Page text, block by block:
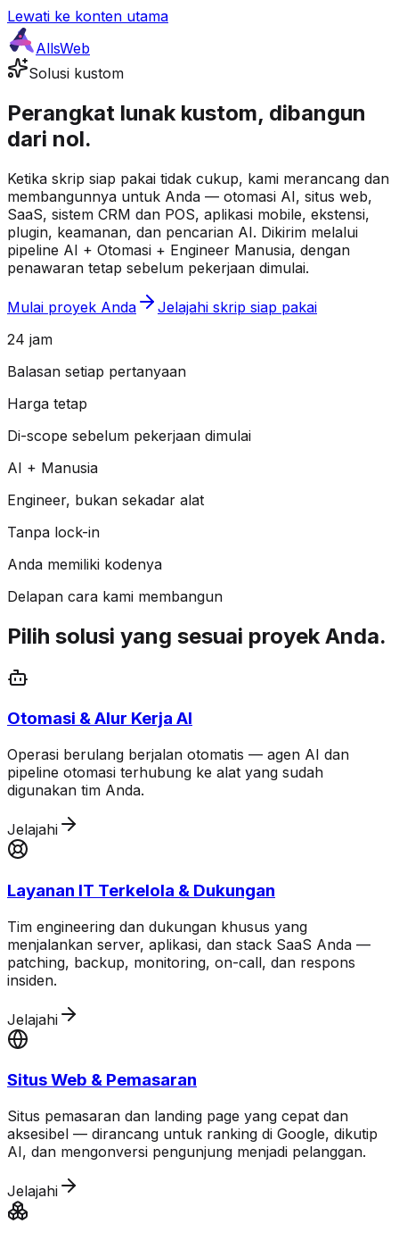
Lewati ke konten utama
AllsWeb
Solusi kustom
Perangkat lunak kustom, dibangun
dari nol.
Ketika skrip siap pakai tidak cukup, kami merancang dan
membangunnya untuk Anda — otomasi AI, situs web,
SaaS, sistem CRM dan POS, aplikasi mobile, ekstensi,
plugin, keamanan, dan pencarian AI. Dikirim melalui
pipeline AI + Otomasi + Engineer Manusia, dengan
penawaran tetap sebelum pekerjaan dimulai.
Mulai proyek Anda
Jelajahi skrip siap pakai
24 jam
Balasan setiap pertanyaan
Harga tetap
Di-scope sebelum pekerjaan dimulai
AI + Manusia
Engineer, bukan sekadar alat
Tanpa lock-in
Anda memiliki kodenya
Delapan cara kami membangun
Pilih solusi yang sesuai proyek Anda.
Otomasi & Alur Kerja AI
Operasi berulang berjalan otomatis — agen AI dan
pipeline otomasi terhubung ke alat yang sudah
digunakan tim Anda.
Jelajahi
Layanan IT Terkelola & Dukungan
Tim engineering dan dukungan khusus yang
menjalankan server, aplikasi, dan stack SaaS Anda —
patching, backup, monitoring, on-call, dan respons
insiden.
Jelajahi
Situs Web & Pemasaran
Situs pemasaran dan landing page yang cepat dan
aksesibel — dirancang untuk ranking di Google, dikutip
AI, dan mengonversi pengunjung menjadi pelanggan.
Jelajahi